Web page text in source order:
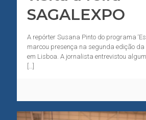
SAGALEXPO
A repórter Susana Pinto do programa
marcou presença na segunda edição da
em Lisboa. A jornalista entrevistou
[…]